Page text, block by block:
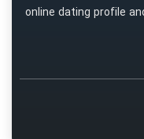
online dating profile